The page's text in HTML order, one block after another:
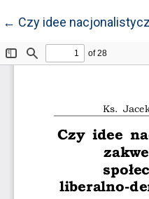
← Wróć do szczegółów
Czy idee